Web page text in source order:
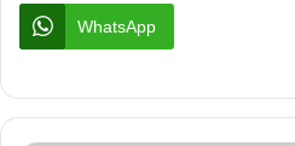
WhatsApp